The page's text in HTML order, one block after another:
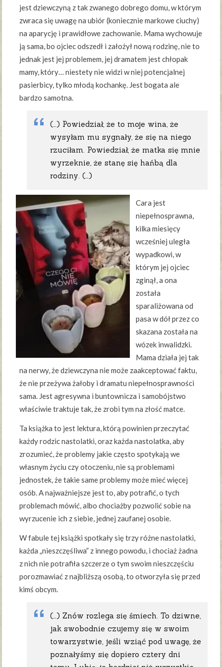
jest dziewczyną z tak zwanego dobrego domu, w którym
zwraca się uwagę na ubiór (koniecznie markowe ciuchy)
na aparycję i prawidłowe zachowanie. Mama wychowuje
ją sama, bo ojciec odszedł i założył nową rodzinę, nie to
jednak jest jej problemem, jej dramatem jest chłopak
mamy, który… niestety nie widzi w niej potencjalnej
pasierbicy, tylko młodą kochankę. Jest bogata ale
bardzo samotna.
(…) Powiedział, że to moje wina, że
wysyłam mu sygnały, że się na niego
rzuciłam. Powiedział, że matka się mnie
wyrzeknie, że stanę się hańbą dla
rodziny. (…)
Cara jest
niepełnosprawna,
kilka miesięcy
wcześniej uległa
wypadkowi, w
którym jej ojciec
zginął, a ona
została
sparaliżowana od
pasa w dół przez co
skazana została na
wózek inwalidzki.
Mama działa jej tak
na nerwy, że dziewczyna nie może zaakceptować faktu,
że nie przeżywa żałoby i dramatu niepełnosprawności
sama. Jest agresywna i buntownicza i samobójstwo
właściwie traktuje tak, że zrobi tym na złość matce.
Ta książka to jest lektura, którą powinien przeczytać
każdy rodzic nastolatki, oraz każda nastolatka, aby
zrozumieć, że problemy jakie często spotykają we
własnym życiu czy otoczeniu, nie są problemami
jednostek, że takie same problemy może mieć więcej
osób. A najważniejsze jest to, aby potrafić, o tych
problemach mówić, albo chociażby pozwolić sobie na
wyrzucenie ich z siebie, jednej zaufanej osobie.
W fabule tej książki spotkały się trzy różne nastolatki,
każda „nieszczęśliwa” z innego powodu, i chociaż żadna
z nich nie potrafiła szczerze o tym swoim nieszczęściu
porozmawiać z najbliższą osobą, to otworzyła się przed
kimś obcym.
(…) Znów rozlega się śmiech. To dziwne,
jak swobodnie czujemy się w swoim
towarzystwie, jeśli wziąć pod uwagę, że
poznałyśmy się dopiero cztery dni